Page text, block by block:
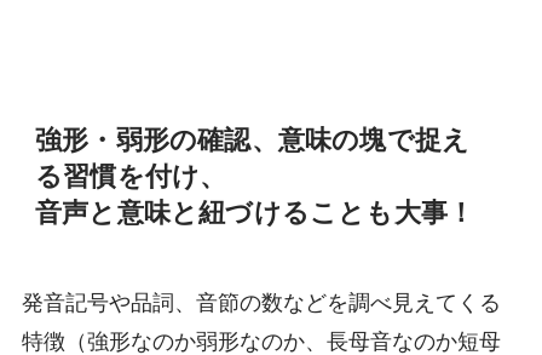
強形・弱形の確認、意味の塊で捉え
る習慣を付け、
音声と意味と紐づけることも大事！
発音記号や品詞、音節の数などを調べ見えてくる
特徴（強形なのか弱形なのか、長母音なのか短母